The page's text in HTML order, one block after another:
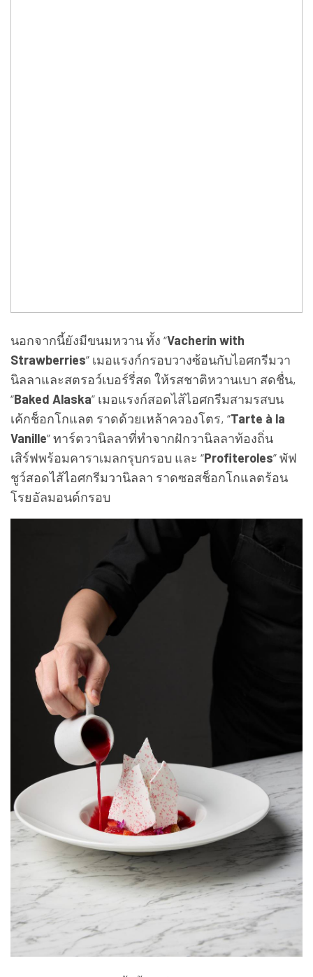
นอกจากนี้ยังมีขนมหวาน ทั้ง “Vacherin with
Strawberries” เมอแรงก์กรอบวางซ้อนกับไอศกรีมวา
นิลลาและสตรอว์เบอร์รี่สด ให้รสชาติหวานเบา สดชื่น,
“Baked Alaska” เมอแรงก์สอดไส้ไอศกรีมสามรสบน
เค้กช็อกโกแลต ราดด้วยเหล้าควองโตร, “Tarte à la
Vanille” ทาร์ตวานิลลาที่ทำจากฝักวานิลลาท้องถิ่น
เสิร์ฟพร้อมคาราเมลกรุบกรอบ และ “Profiteroles” พัฟ
ชูว์สอดไส้ไอศกรีมวานิลลา ราดซอสช็อกโกแลตร้อน
โรยอัลมอนด์กรอบ